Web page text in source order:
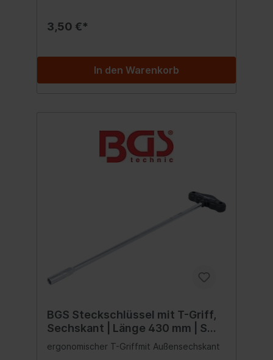
3,50 €*
In den Warenkorb
BGS Steckschlüssel mit T-Griff,
Sechskant | Länge 430 mm | SW
ergonomischer T-Griffmit Außensechskant